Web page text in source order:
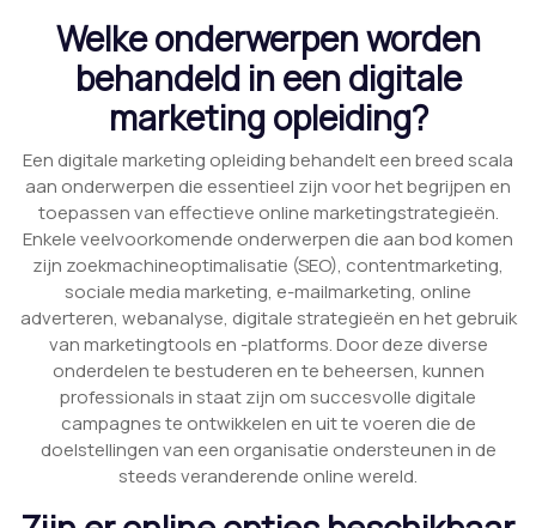
Welke onderwerpen worden
behandeld in een digitale
marketing opleiding?
Een digitale marketing opleiding behandelt een breed scala
aan onderwerpen die essentieel zijn voor het begrijpen en
toepassen van effectieve online marketingstrategieën.
Enkele veelvoorkomende onderwerpen die aan bod komen
zijn zoekmachineoptimalisatie (SEO), contentmarketing,
sociale media marketing, e-mailmarketing, online
adverteren, webanalyse, digitale strategieën en het gebruik
van marketingtools en -platforms. Door deze diverse
onderdelen te bestuderen en te beheersen, kunnen
professionals in staat zijn om succesvolle digitale
campagnes te ontwikkelen en uit te voeren die de
doelstellingen van een organisatie ondersteunen in de
steeds veranderende online wereld.